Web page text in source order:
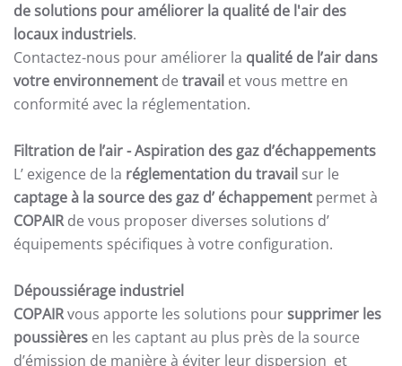
de solutions pour améliorer la qualité de l'air des
locaux industriels.
Contactez-nous pour améliorer la qualité de l’air dans
votre environnement de travail et vous mettre en
conformité avec la réglementation.
Filtration de l’air- Aspiration des gaz d’échappements
L’ exigence de la réglementation du travail sur le
captage à la source des gaz d’ échappement permet à
COPAIRde vous proposer diverses solutions d’
équipements spécifiques à votre configuration.
Dépoussiérage industriel
COPAIRvous apporte les solutions poursupprimer les
poussières en les captant au plus près de la source
d’émission de manière à éviter leur dispersion et